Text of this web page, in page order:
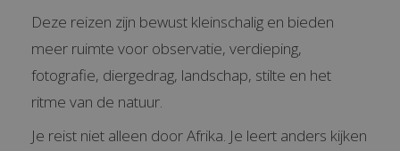
Deze reizen zijn bewust kleinschalig en bieden
meer ruimte voor observatie, verdieping,
fotografie, diergedrag, landschap, stilte en het
ritme van de natuur.
Je reist niet alleen door Afrika. Je leert anders kijken